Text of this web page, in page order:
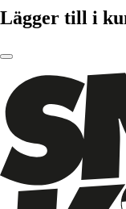
Lägger till i